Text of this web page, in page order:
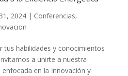
2024| Conferencias,
tus habilidades y conocimientos
a unirte a nuestra
enfocada en la Innovación y